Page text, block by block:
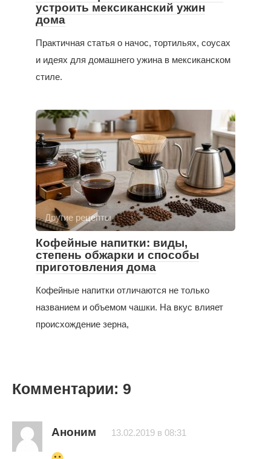
устроить мексиканский ужин
дома
Практичная статья о начос, тортильях, соусах
и идеях для домашнего ужина в мексиканском
стиле.
Другие рецепты
Кофейные напитки: виды,
степень обжарки и способы
приготовления дома
Кофейные напитки отличаются не только
названием и объемом чашки. На вкус влияет
происхождение зерна,
Комментарии: 9
Аноним 13.02.2019 в 08:31